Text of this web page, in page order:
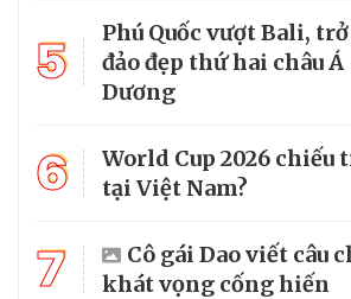
5
Phú Quốc vượt Bali,
đảo đẹp thứ hai châu
Dương
6
World Cup 2026 chiếu
tại Việt Nam?
7
Cô gái Dao viết câu
khát vọng cống hiến